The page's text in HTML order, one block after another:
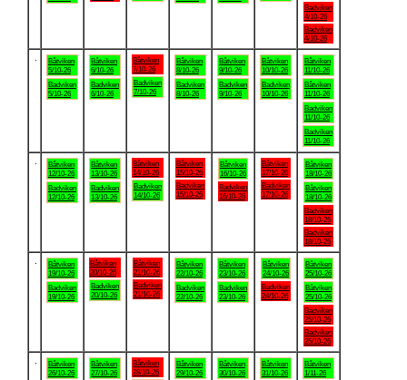
Badviken
4/10-26
Badviken
4/10-26
Båtviken
5/10-26
Badviken
5/10-26
Båtviken
6/10-26
Badviken
6/10-26
Båtviken
7/10-26
Badviken
7/10-26
Båtviken
8/10-26
Badviken
8/10-26
Båtviken
9/10-26
Badviken
9/10-26
Båtviken
10/10-26
Badviken
10/10-26
Båtviken
11/10-26
Båtviken
11/10-26
Badviken
11/10-26
Badviken
11/10-26
Båtviken
12/10-26
Badviken
12/10-26
Båtviken
13/10-26
Badviken
13/10-26
Båtviken
14/10-26
Badviken
14/10-26
Båtviken
15/10-26
Badviken
15/10-26
Båtviken
16/10-26
Badviken
16/10-26
Båtviken
17/10-26
Badviken
17/10-26
Båtviken
18/10-26
Båtviken
18/10-26
Badviken
18/10-26
Badviken
18/10-26
Båtviken
19/10-26
Badviken
19/10-26
Båtviken
20/10-26
Badviken
20/10-26
Båtviken
21/10-26
Badviken
21/10-26
Båtviken
22/10-26
Badviken
22/10-26
Båtviken
23/10-26
Badviken
23/10-26
Båtviken
24/10-26
Badviken
24/10-26
Båtviken
25/10-26
Båtviken
25/10-26
Badviken
25/10-26
Badviken
25/10-26
Båtviken
26/10-26
Båtviken
27/10-26
Båtviken
28/10-26
Båtviken
29/10-26
Båtviken
30/10-26
Båtviken
31/10-26
Båtviken
1/11-26